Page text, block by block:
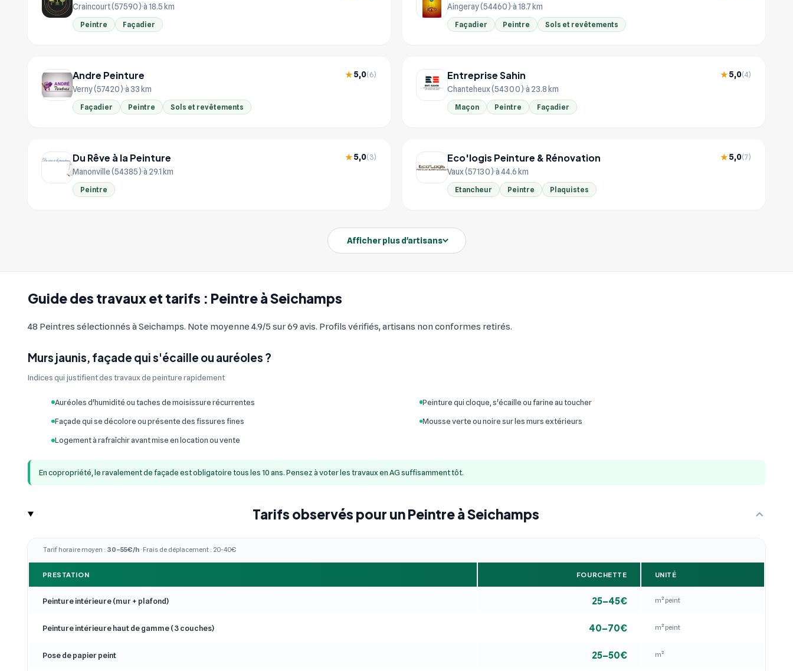
Guide des travaux et tarifs : Peintre à Seichamps
48 Peintres sélectionnés à Seichamps. Note moyenne 4.9/5 sur 69 avis. Profils vérifiés, artisans non conformes retirés.
Murs jaunis, façade qui s'écaille ou auréoles ?
Indices qui justifient des travaux de peinture rapidement
Auréoles d'humidité ou taches de moisissure récurrentes Peinture qui cloque, s'écaille ou farine au toucher
Façade qui se décolore ou présente des fissures fines Mousse verte ou noire sur les murs extérieurs
Logement à rafraîchir avant mise en location ou vente
En copropriété, le ravalement de façade est obligatoire tous les 10 ans. Pensez à voter les travaux en AG suffisamment tôt.
Tarifs observés pour un Peintre à Seichamps
Tarif horaire moyen : 30–55€/h · Frais de déplacement : 20-40€
PRESTATION FOURCHETTE UNITÉ
Peinture intérieure (mur + plafond) 25–45€ m² peint
Peinture intérieure haut de gamme (3 couches) 40–70€ m² peint
Pose de papier peint 25–50€ m²
Craincourt (57590) à 18.5 km
Peintre Façadier
Aingeray (54460) à 18.7 km
Façadier Peintre Sols et revêtements
Andre Peinture ★5,0(6)
Verny (57420) à 33 km
Façadier Peintre Sols et revêtements
Entreprise Sahin ★5,0(4)
Chanteheux (54300) à 23.8 km
Maçon Peintre Façadier
Du Rêve à la Peinture ★5,0(3)
Manonville (54385) à 29.1 km
Peintre
Eco'logis Peinture & Rénovation ★5,0(7)
Vaux (57130) à 44.6 km
Etancheur Peintre Plaquistes
Afficher plus d'artisans